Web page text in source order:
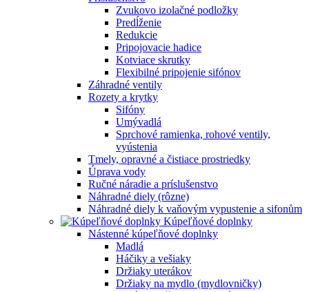
Zvukovo izolačné podložky
Predĺženie
Redukcie
Pripojovacie hadice
Kotviace skrutky
Flexibilné pripojenie sifónov
Záhradné ventily
Rozety a krytky
Sifóny
Umývadlá
Sprchové ramienka, rohové ventily,
vyústenia
Tmely, opravné a čistiace prostriedky
Úprava vody
Ručné náradie a príslušenstvo
Náhradné diely (rôzne)
Náhradné diely k vaňovým vypustenie a sifonům
Kúpeľňové doplnky
Nástenné kúpeľňové doplnky
Madlá
Háčiky a vešiaky
Držiaky uterákov
Držiaky na mydlo (mydlovničky)